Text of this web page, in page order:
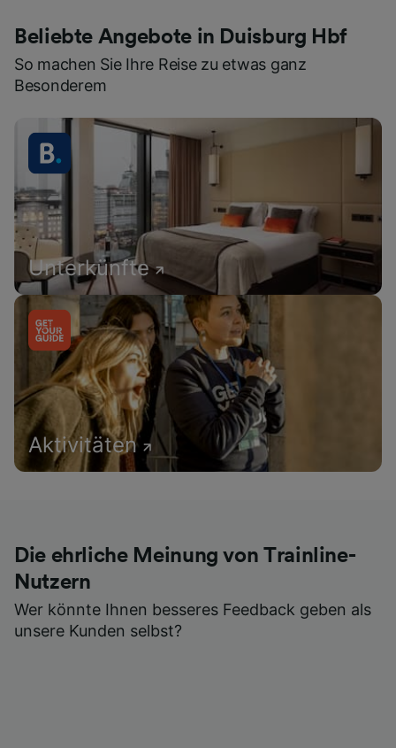
Beliebte Angebote in Duisburg Hbf
So machen Sie Ihre Reise zu etwas ganz
Besonderem
Unterkünfte
Aktivitäten
Die ehrliche Meinung von Trainline-
Nutzern
Wer könnte Ihnen besseres Feedback geben als
unsere Kunden selbst?